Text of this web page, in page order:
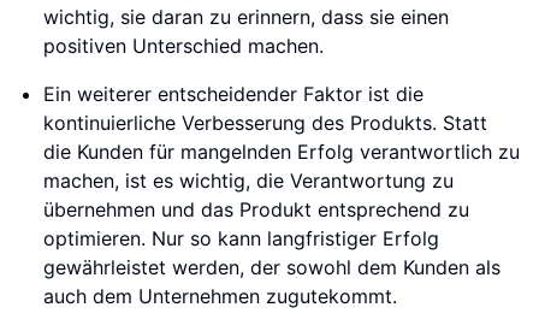
wichtig, sie daran zu erinnern, dass sie einen
positiven Unterschied machen.
Ein weiterer entscheidender Faktor ist die
kontinuierliche Verbesserung des Produkts. Statt
die Kunden für mangelnden Erfolg verantwortlich zu
machen, ist es wichtig, die Verantwortung zu
übernehmen und das Produkt entsprechend zu
optimieren. Nur so kann langfristiger Erfolg
gewährleistet werden, der sowohl dem Kunden als
auch dem Unternehmen zugutekommt.